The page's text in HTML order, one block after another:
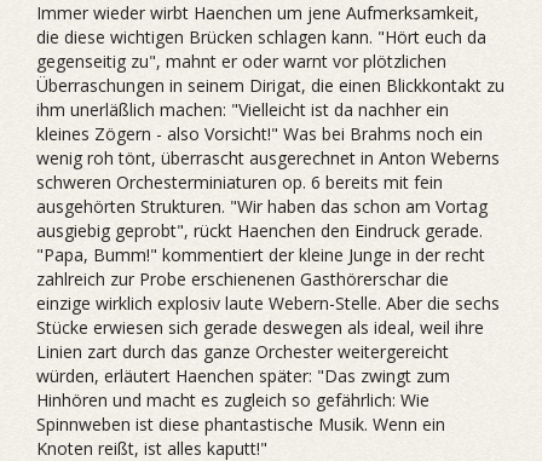
Immer wieder wirbt Haenchen um jene Aufmerksamkeit,
die diese wichtigen Brücken schlagen kann. "Hört euch da
gegenseitig zu", mahnt er oder warnt vor plötzlichen
Überraschungen in seinem Dirigat, die einen Blickkontakt zu
ihm unerläßlich machen: "Vielleicht ist da nachher ein
kleines Zögern - also Vorsicht!" Was bei Brahms noch ein
wenig roh tönt, überrascht ausgerechnet in Anton Weberns
schweren Orchesterminiaturen op. 6 bereits mit fein
ausgehörten Strukturen. "Wir haben das schon am Vortag
ausgiebig geprobt", rückt Haenchen den Eindruck gerade.
"Papa, Bumm!" kommentiert der kleine Junge in der recht
zahlreich zur Probe erschienenen Gasthörerschar die
einzige wirklich explosiv laute Webern-Stelle. Aber die sechs
Stücke erwiesen sich gerade deswegen als ideal, weil ihre
Linien zart durch das ganze Orchester weitergereicht
würden, erläutert Haenchen später: "Das zwingt zum
Hinhören und macht es zugleich so gefährlich: Wie
Spinnweben ist diese phantastische Musik. Wenn ein
Knoten reißt, ist alles kaputt!"